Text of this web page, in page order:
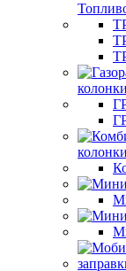
колонки
колонки